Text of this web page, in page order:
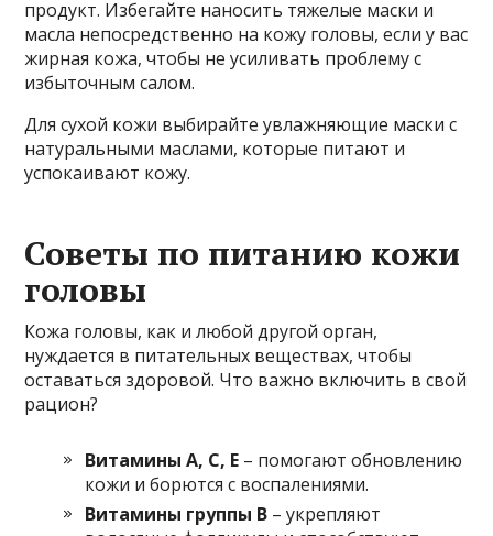
продукт. Избегайте наносить тяжелые маски и
масла непосредственно на кожу головы, если у вас
жирная кожа, чтобы не усиливать проблему с
избыточным салом.
Для сухой кожи выбирайте увлажняющие маски с
натуральными маслами, которые питают и
успокаивают кожу.
Советы по питанию кожи
головы
Кожа головы, как и любой другой орган,
нуждается в питательных веществах, чтобы
оставаться здоровой. Что важно включить в свой
рацион?
Витамины A, C, E – помогают обновлению
кожи и борются с воспалениями.
Витамины группы B – укрепляют